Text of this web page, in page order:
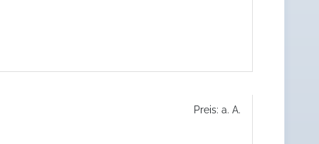
Preis: a. A.